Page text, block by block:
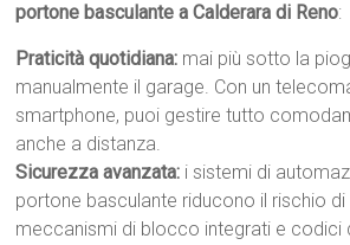
portone basculante a Calderara di Reno:
Praticità quotidiana: mai più sotto la
manualmente il garage. Con un
smartphone, puoi gestire tutto
anche a distanza.
Sicurezza avanzata: i sistemi di
portone basculante riducono il rischio
meccanismi di blocco integrati e codici